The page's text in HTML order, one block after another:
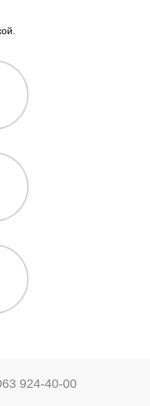
924-40-00